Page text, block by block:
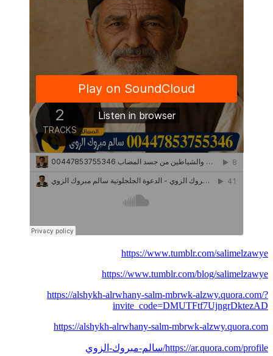
https://www.tumblr.com/salimelzawye
https://www.tumblr.com/blog/salimelzawye
https://alshykh-alrwhany-salm-mbrwk-alzwy.quora.com/?
invite_code=DMUTFtf7UjngrDktezAD
https://alshykh-alrwhany-salm-mbrwk-alzwy.quora.com
https://ar.quora.com/profile/سالم-مبروك-الزوي